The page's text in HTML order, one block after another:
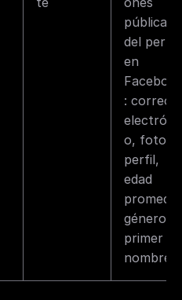
públicas
del perfil
en
: correo
o, foto
perfil,
edad
género,
primer
nombre.